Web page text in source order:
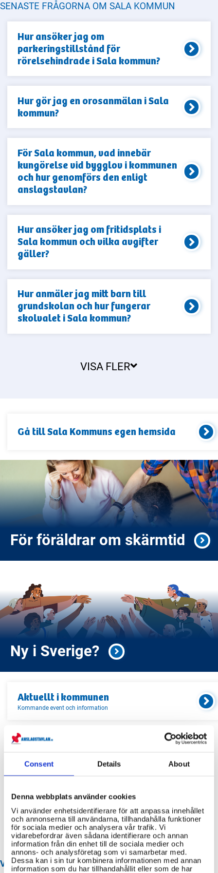
Consent Details About
Denna webbplats använder cookies
Vi använder enhetsidentifierare för att anpassa innehållet
och annonserna till användarna, tillhandahålla funktioner
för sociala medier och analysera vår trafik. Vi
vidarebefordrar även sådana identifierare och annan
information från din enhet till de sociala medier och
annons- och analysföretag som vi samarbetar med.
Dessa kan i sin tur kombinera informationen med annan
information som du har tillhandahållit eller som de har
SENASTE FRÅGORNA OM SALA KOMMUN
Hur ansöker jag om
parkeringstillstånd för
rörelsehindrade i Sala kommun?
Hur gör jag en orosanmälan i Sala
kommun?
För Sala kommun, vad innebär
kungörelse vid bygglov i kommunen
och hur genomförs den enligt
anslagstavlan?
Hur ansöker jag om fritidsplats i
Sala kommun och vilka avgifter
gäller?
Hur anmäler jag mitt barn till
grundskolan och hur fungerar
skolvalet i Sala kommun?
VISA FLER
Gå tillSala Kommuns egen hemsida
För föräldrar om skärmtid
Ny i Sverige?
Aktuellt i kommunen
Kommande event och information
Relaterade länkar
Servicekontor
Idrottsanläggningar
Återvinningscentraler
VANLIGA FRÅGOR OM SALA KOMMUN